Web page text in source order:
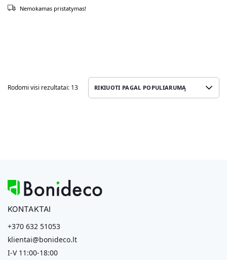
Nemokamas pristatymas!
Rodomi visi rezultatai: 13
KONTAKTAI
+370 632 51053
klientai@bonideco.lt
I-V 11:00-18:00